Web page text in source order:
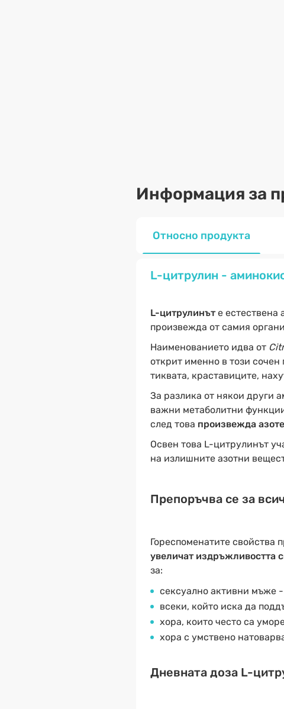
Информация за
Относно продукта
L-цитрулин -
L-цитрулинъте естествена
произвежда от самия
Наименованието идва от
открит именно в този
тиквата, краставиците,
За разлика от някои други
важни метаболитни
след това произвежда
Освен това L-цитрулинът
на излишните азотни
Препоръчва се за
Гореспоменатите свойства
увеличат издръжливостта
за:
сексуално активни мъже
всеки, който иска да
хора, които често са
хора с умствено
Дневната доза L-